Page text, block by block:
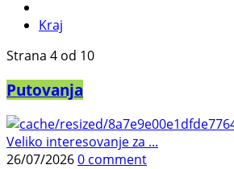
Kraj
Strana 4 od 10
Putovanja
Veliko interesovanje za ...
26/07/20260 comment